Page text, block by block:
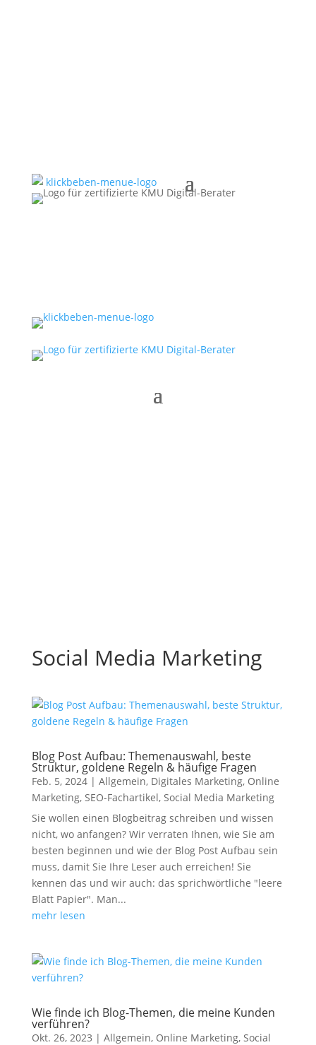
Social Media Marketing
Blog Post Aufbau: Themenauswahl, beste
Struktur, goldene Regeln & häufige Fragen
Feb. 5, 2024| Allgemein, Digitales Marketing, Online
Marketing, SEO-Fachartikel, Social Media Marketing
Sie wollen einen Blogbeitrag schreiben und wissen
nicht, wo anfangen? Wir verraten Ihnen, wie Sie am
besten beginnen und wie der Blog Post Aufbau sein
muss, damit Sie Ihre Leser auch erreichen! Sie
kennen das und wir auch: das sprichwörtliche "leere
Blatt Papier". Man...
mehr lesen
Wie finde ich Blog-Themen, die meine Kunden
verführen?
Okt. 26, 2023 | Allgemein, Online Marketing, Social